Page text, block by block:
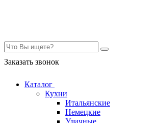
Заказать звонок
Каталог
Кухни
Итальянские
Немецкие